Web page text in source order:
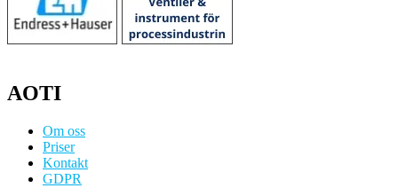
AOTI
Om oss
Priser
Kontakt
GDPR